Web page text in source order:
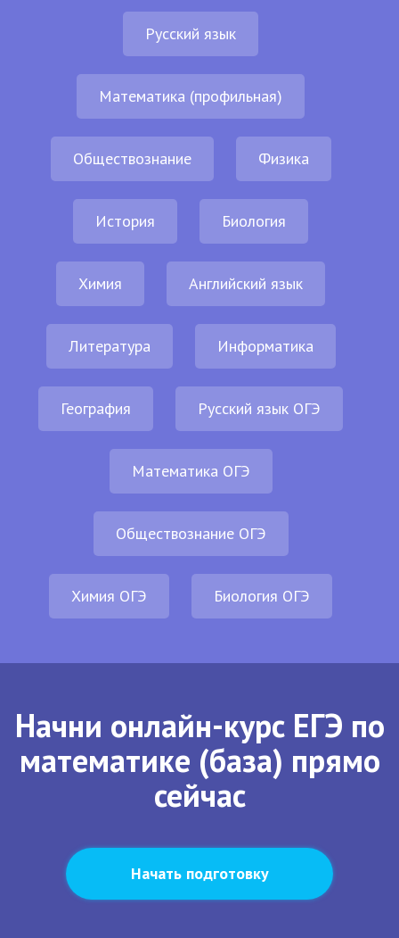
Русский язык
Математика (профильная)
Обществознание Физика
История Биология
Химия Английский язык
Литература Информатика
География Русский язык ОГЭ
Математика ОГЭ
Обществознание ОГЭ
Химия ОГЭ Биология ОГЭ
Начни онлайн-курс ЕГЭ по
математике (база) прямо
сейчас
Начать подготовку